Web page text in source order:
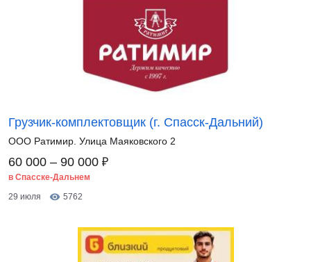
Грузчик-комплектовщик (г. Спасск-Дальний)
ООО Ратимир. Улица Маяковского 2
60 000 – 90 000 ₽
в Спасске-Дальнем
29 июля
5762